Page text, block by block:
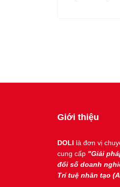
Giới thiệu
DOLI là đơn vị
cung cấp "Giải
đổi số doanh
Trí tuệ nhân tạo